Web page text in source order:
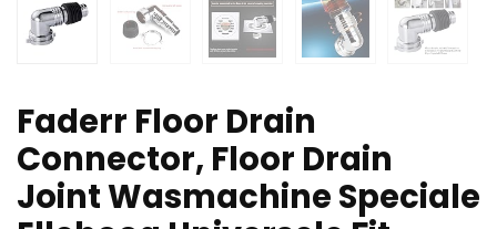
Faderr Floor Drain
Connector, Floor Drain
Joint Wasmachine Speciale